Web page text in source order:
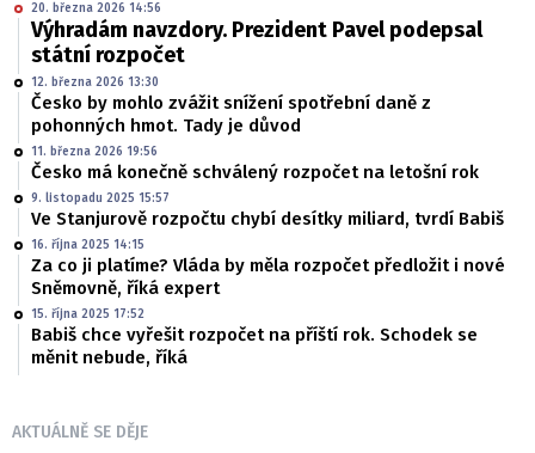
20. března 2026 14:56
Výhradám navzdory. Prezident Pavel podepsal
státní rozpočet
12. března 2026 13:30
Česko by mohlo zvážit snížení spotřební daně z
pohonných hmot. Tady je důvod
11. března 2026 19:56
Česko má konečně schválený rozpočet na letošní rok
9. listopadu 2025 15:57
Ve Stanjurově rozpočtu chybí desítky miliard, tvrdí Babiš
16. října 2025 14:15
Za co ji platíme? Vláda by měla rozpočet předložit i nové
Sněmovně, říká expert
15. října 2025 17:52
Babiš chce vyřešit rozpočet na příští rok. Schodek se
měnit nebude, říká
AKTUÁLNĚ SE DĚJE